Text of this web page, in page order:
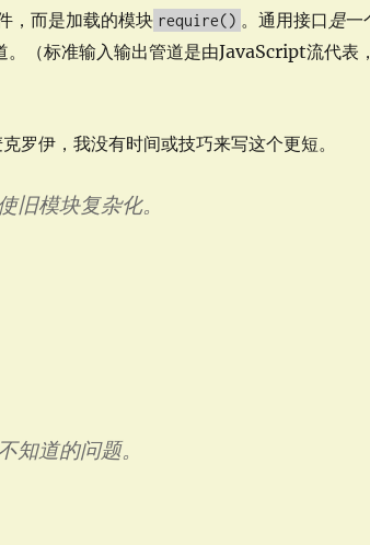
，而是加载的模块 require() 。通用接口 是一
（标准输入输出管道是由JavaScript流代表
伊，我没有时间或技巧来写这个更短。
模块复杂化。
道的问题。